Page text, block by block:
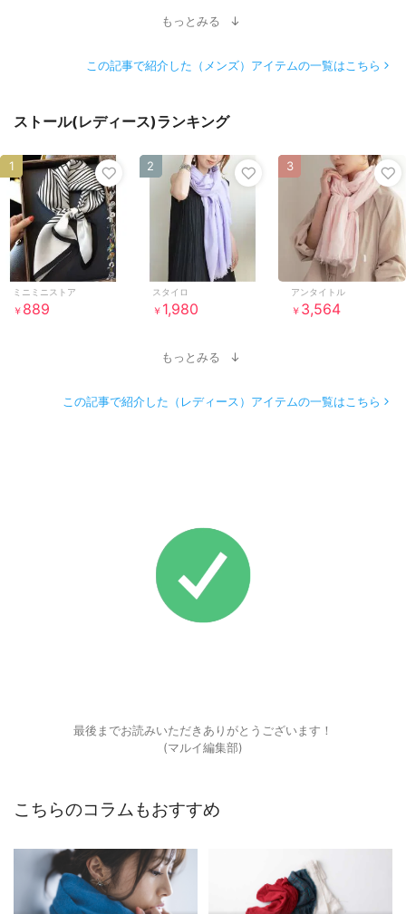
もっとみる
この記事で紹介した（メンズ）アイテムの一覧はこちら
ストール(レディース)ランキング
ミニミニストア
￥ 889
1
スタイロ
￥ 1,980
2
アンタイトル
￥ 3,564
3
もっとみる
この記事で紹介した（レディース）アイテムの一覧はこちら
最後までお読みいただきありがとうございます！
(マルイ編集部)
こちらのコラムもおすすめ